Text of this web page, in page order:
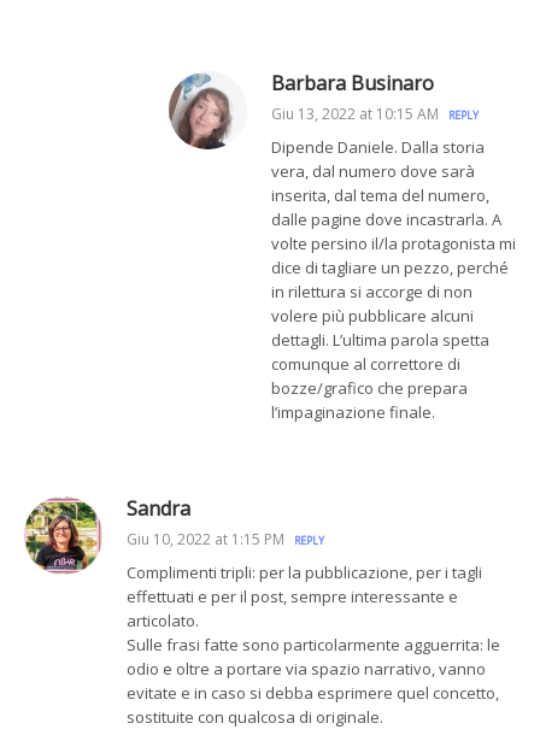
Barbara Businaro
Giu 13, 2022 at 10:15 AM REPLY
Dipende Daniele. Dalla storia
vera, dal numero dove sarà
inserita, dal tema del numero,
dalle pagine dove incastrarla. A
volte persino il/la protagonista mi
dice di tagliare un pezzo, perché
in rilettura si accorge di non
volere più pubblicare alcuni
dettagli. L’ultima parola spetta
comunque al correttore di
bozze/grafico che prepara
l’impaginazione finale.
Sandra
Giu 10, 2022 at 1:15 PM REPLY
Complimenti tripli: per la pubblicazione, per i tagli
effettuati e per il post, sempre interessante e
articolato.
Sulle frasi fatte sono particolarmente agguerrita: le
odio e oltre a portare via spazio narrativo, vanno
evitate e in caso si debba esprimere quel concetto,
sostituite con qualcosa di originale.